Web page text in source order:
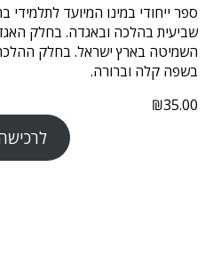
ספר ייחודי במינו המיועד
שביעית בהלכה ובאגדה. בחלק
השמיטה בארץ ישראל. בחלק
בשפה קלה וברורה.
₪35.00